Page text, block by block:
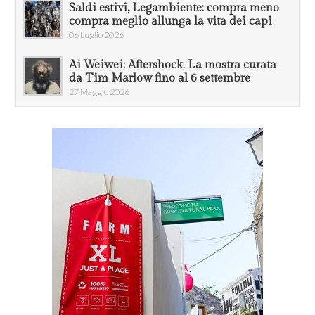
Saldi estivi, Legambiente: compra meno
compra meglio allunga la vita dei capi
06 Luglio 2026
Ai Weiwei: Aftershock. La mostra curata
da Tim Marlow fino al 6 settembre
27 Maggio 2026